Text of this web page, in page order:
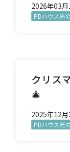
2026年03月
PDハウス光
クリス
🎄
2025年12月
PDハウス光